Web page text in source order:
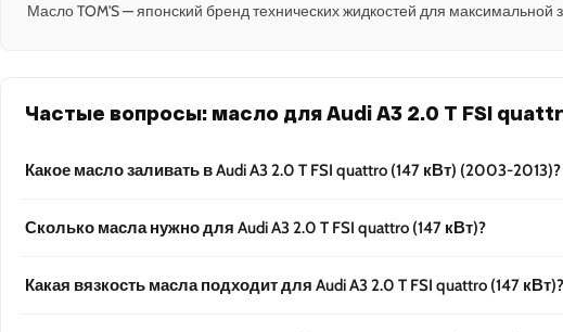
Масло TOM'S — японский бренд технических жидкостей для максимальной
Частые вопросы: масло для Audi A3 2.0 T FSI
Какое масло заливать в Audi A3 2.0 T FSI quattro (147 кВт) (2003-2013)?
Сколько масла нужно для Audi A3 2.0 T FSI quattro (147 кВт)?
Какая вязкость масла подходит для Audi A3 2.0 T FSI quattro (147 кВт)?